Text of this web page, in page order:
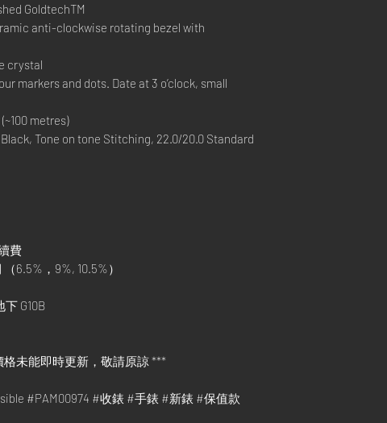
GoldtechTM
anti-clockwise rotating bezel with
crystal
markers and dots. Date at 3 o’clock, small
metres)
Tone on tone Stitching, 22.0/20.0 Standard
費
6.5%，9%, 10.5%）
G10B
未能即時更新，敬請原諒 ***
#PAM00974 #收錶 #手錶 #新錶 #保值款